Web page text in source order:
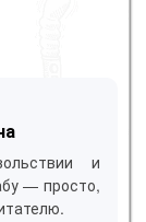
и
— просто,